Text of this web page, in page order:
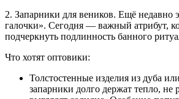
2. Запарники для веников. Ещё недавно
галочки». Сегодня — важный атрибут,
подчеркнуть подлинность банного
Что хотят оптовики:
Толстостенные изделия из дуба
запарники долго держат тепло, не